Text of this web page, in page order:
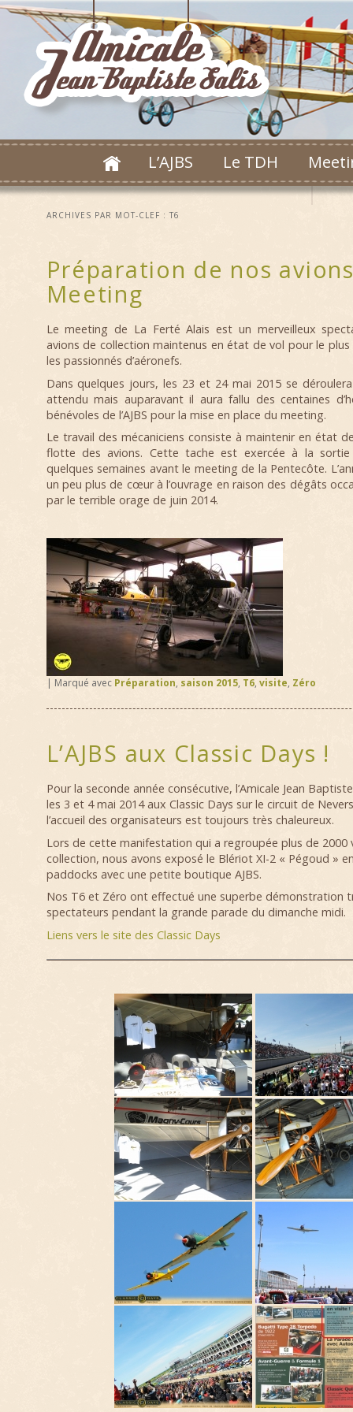
L’AJBS Le TDH
ARCHIVES PAR MOT-CLEF : T6
Préparation de nos
Meeting
Le meeting de La Ferté Alais est un merveilleux
avions de collection maintenus en état de vol pour le
les passionnés d’aéronefs.
Dans quelques jours, les 23 et 24 mai 2015 se
attendu mais auparavant il aura fallu des centaines
bénévoles de l’AJBS pour la mise en place du meeting.
Le travail des mécaniciens consiste à maintenir en état
flotte des avions. Cette tache est exercée à la sortie
quelques semaines avant le meeting de la Pentecôte.
un peu plus de cœur à l’ouvrage en raison des dégâts
par le terrible orage de juin 2014.
| Marqué avec Préparation, saison 2015, T6, visite, Zéro
L’AJBS aux Classic Days !
Pour la seconde année consécutive, l’Amicale Jean
les 3 et 4 mai 2014 aux Classic Days sur le circuit de
l’accueil des organisateurs est toujours très chaleureux.
Lors de cette manifestation qui a regroupée plus de 2000
collection, nous avons exposé le Blériot XI-2 « Pégoud »
paddocks avec une petite boutique AJBS.
Nos T6 et Zéro ont effectué une superbe démonstration
spectateurs pendant la grande parade du dimanche midi.
Liens vers le site des Classic Days